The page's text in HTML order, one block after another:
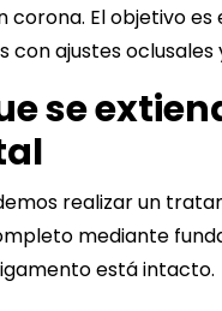
corona. El objetivo
con ajustes
se
realizar un
mediante
está intacto.